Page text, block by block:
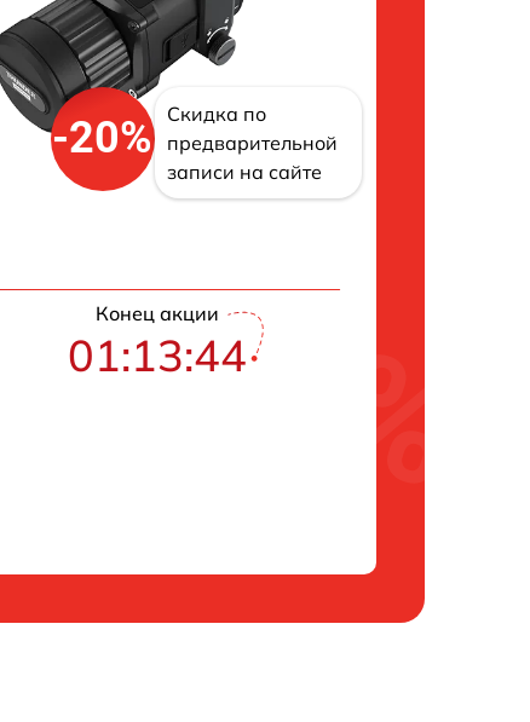
-20%
Скидка по
предварительной
записи на сайте
Конец акции
01:13:43